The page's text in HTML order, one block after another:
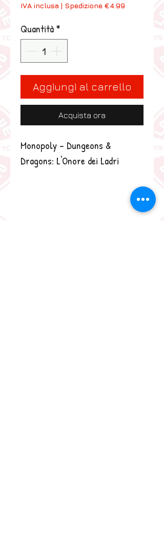
IVA inclusa | Spedizione €4.99
Quantità*
Aggiungi al carrello
Acquista ora
Monopoly - Dungeons &
Dragons: L'Onore dei Ladri